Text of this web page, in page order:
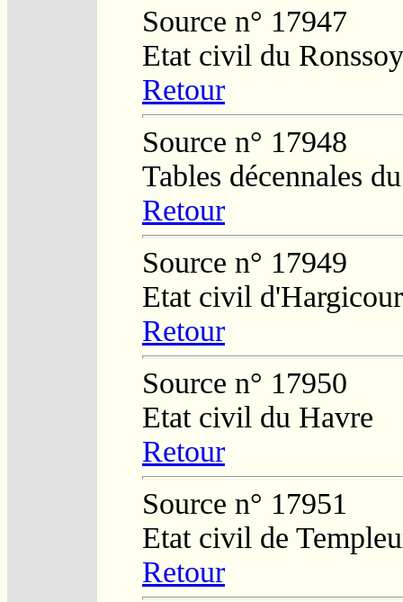
Source n° 17947
Etat civil du Ronssoy
Retour
Source n° 17948
Tables décennales
Retour
Source n° 17949
Etat civil
Retour
Source n° 17950
Etat civil du Havre
Retour
Source n° 17951
Etat civil de
Retour